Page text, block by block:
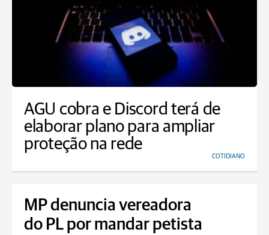
AGU cobra e Discord terá de
elaborar plano para ampliar
proteção na rede
COTIDIANO
MP denuncia vereadora
do PL por mandar petista